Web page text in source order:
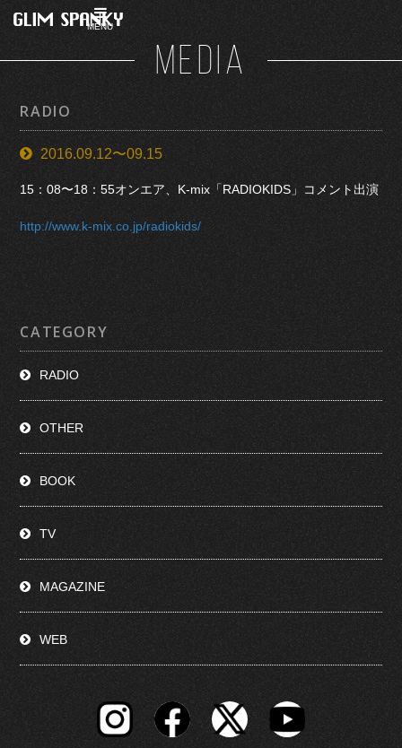
MENU
MEDIA
RADIO
2016.09.12〜09.15
15：08〜18：55オンエア、K-mix「RADIOKIDS」コメント出演
http://www.k-mix.co.jp/radiokids/
CATEGORY
RADIO
OTHER
BOOK
TV
MAGAZINE
WEB